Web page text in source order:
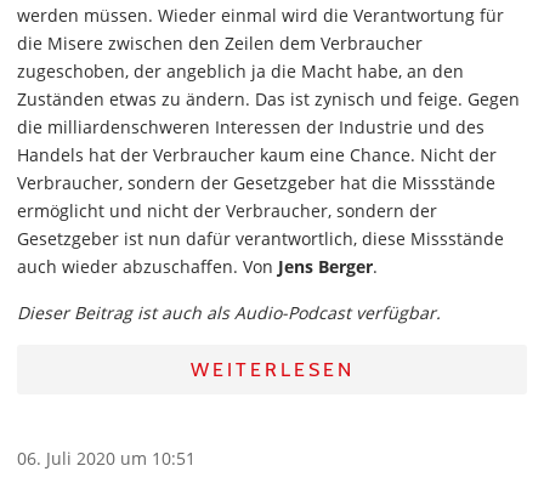
werden müssen. Wieder einmal wird die Verantwortung für
die Misere zwischen den Zeilen dem Verbraucher
zugeschoben, der angeblich ja die Macht habe, an den
Zuständen etwas zu ändern. Das ist zynisch und feige. Gegen
die milliardenschweren Interessen der Industrie und des
Handels hat der Verbraucher kaum eine Chance. Nicht der
Verbraucher, sondern der Gesetzgeber hat die Missstände
ermöglicht und nicht der Verbraucher, sondern der
Gesetzgeber ist nun dafür verantwortlich, diese Missstände
auch wieder abzuschaffen. Von Jens Berger.
Dieser Beitrag ist auch als Audio-Podcast verfügbar.
WEITERLESEN
06. Juli 2020 um 10:51